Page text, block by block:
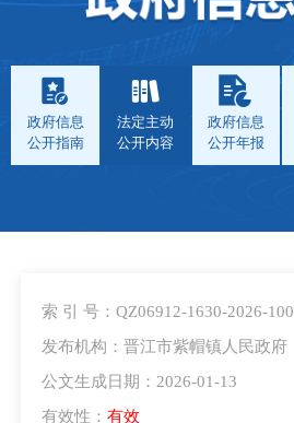
政府信息
公开指南
法定主动
公开内容
政府信息
公开年报
索 引 号：QZ06912-1630-2026-
发布机构：晋江市紫帽镇人民政府
公文生成日期：2026-01-13
有效性： 有效